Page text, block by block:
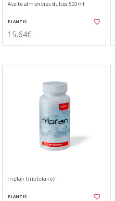
Aceite almendras dulces 500ml
PLANTIS
15,64€
Tripfan (triptofano)
PLANTIS